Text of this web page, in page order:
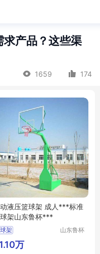
求产品？这些渠
1659 174
液压篮球架 成人***标准
架山东鲁杯***
架
动液压篮球架
山东鲁杯
1.10万